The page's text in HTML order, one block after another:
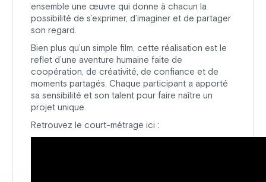
ensemble une œuvre qui donne à chacun la
possibilité de s’exprimer, d’imaginer et de partager
son regard.
Bien plus qu’un simple film, cette réalisation est le
reflet d’une aventure humaine faite de
coopération, de créativité, de confiance et de
moments partagés. Chaque participant a apporté
sa sensibilité et son talent pour faire naître un
projet unique.
Retrouvez le court-métrage ici :